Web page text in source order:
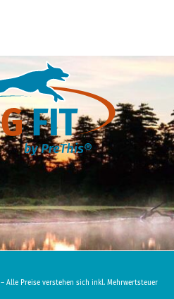
Alle Preise verstehen sich inkl. Mehrwertsteuer